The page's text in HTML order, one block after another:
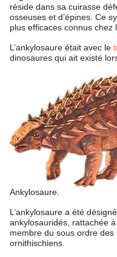
réside dans sa cuirasse
osseuses et d’épines. Ce
plus efficaces connus chez
L’ankylosaure était avec le
dinosaures qui ait existé
Ankylosaure.
L’ankylosaure a été
ankylosauridés, rattachée
membre du sous ordre des
ornithischiens.